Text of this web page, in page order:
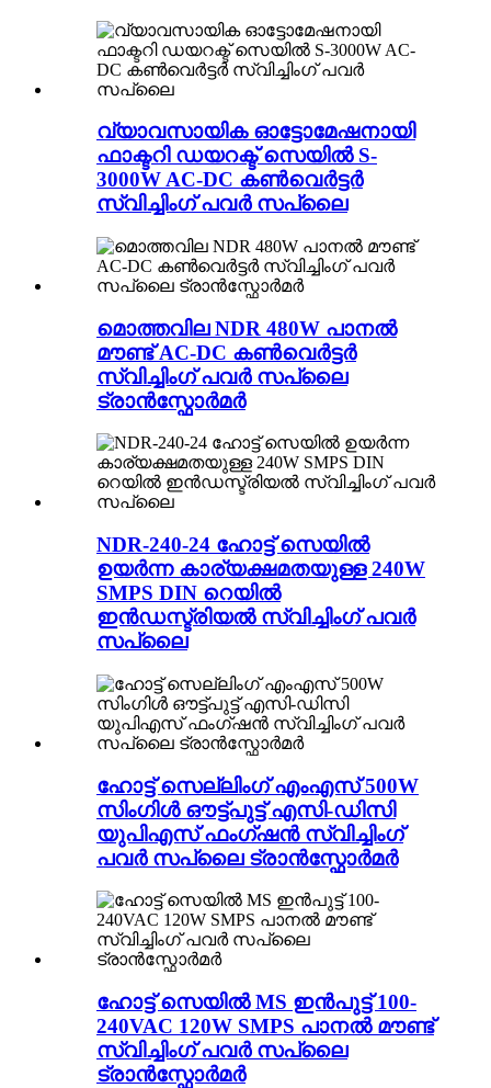
വ്യാവസായിക ഓട്ടോമേഷനായി
ഫാക്ടറി ഡയറക്ട് സെയിൽ S-
3000W AC-DC കൺവെർട്ടർ
സ്വിച്ചിംഗ് പവർ സപ്ലൈ
മൊത്തവില NDR 480W പാനൽ
മൗണ്ട് AC-DC കൺവെർട്ടർ
സ്വിച്ചിംഗ് പവർ സപ്ലൈ
ട്രാൻസ്ഫോർമർ
NDR-240-24 ഹോട്ട് സെയിൽ
ഉയർന്ന കാര്യക്ഷമതയുള്ള 240W
SMPS DIN റെയിൽ
ഇൻഡസ്ട്രിയൽ സ്വിച്ചിംഗ് പവർ
സപ്ലൈ
ഹോട്ട് സെല്ലിംഗ് എംഎസ് 500W
സിംഗിൾ ഔട്ട്പുട്ട് എസി-ഡിസി
യുപിഎസ് ഫംഗ്ഷൻ സ്വിച്ചിംഗ്
പവർ സപ്ലൈ ട്രാൻസ്ഫോർമർ
ഹോട്ട് സെയിൽ MS ഇൻപുട്ട് 100-
240VAC 120W SMPS പാനൽ മൗണ്ട്
സ്വിച്ചിംഗ് പവർ സപ്ലൈ
ട്രാൻസ്ഫോർമർ